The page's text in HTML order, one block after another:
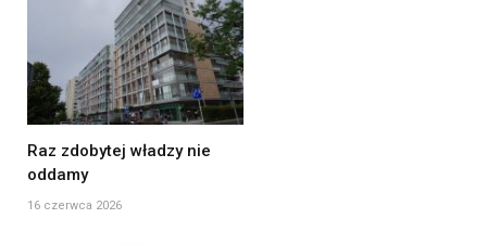
Raz zdobytej władzy nie
oddamy
16 czerwca 2026